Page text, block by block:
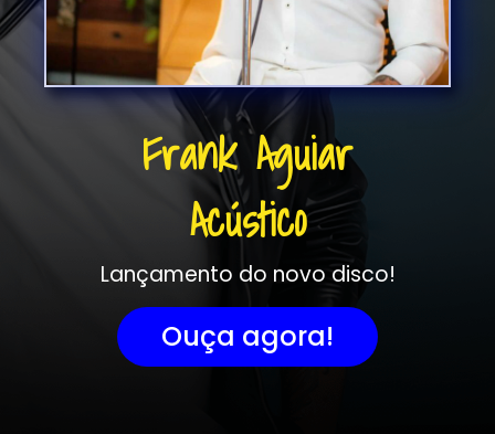
Frank Aguiar
Acústico
Lançamento do novo disco!
Ouça agora!